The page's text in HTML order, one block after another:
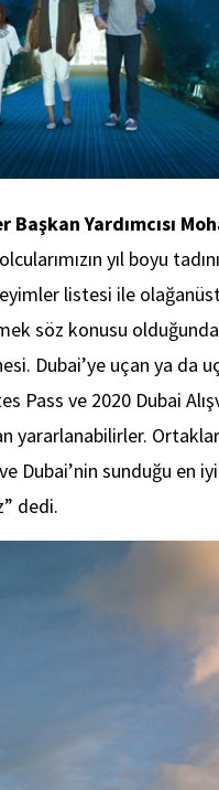
Başkan Yardımcısı
yıl boyu
listesi ile
söz konusu
Dubai’ye uçan ya da
Pass ve 2020 Dubai
yararlanabilirler. O
Dubai’nin sunduğu en
” dedi.